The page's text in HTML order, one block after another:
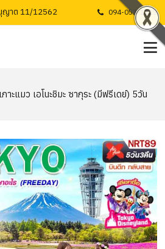
ญาต 11/12562 094-053-1725
าะแมว เอโนะชิมะ ซากุระ (มีฟรีเดย์) 5วัน